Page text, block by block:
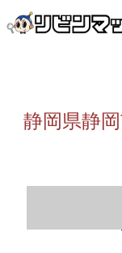
静岡県静